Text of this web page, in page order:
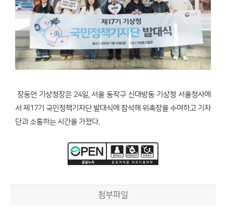
장동언 기상청장은 24일, 서울 동작구 신대방동 기상청 서울청사에
서 제17기 국민정책기자단 발대식에 참석해 위촉장을 수여하고 기자
단과 소통하는 시간을 가졌다.
첨부파일